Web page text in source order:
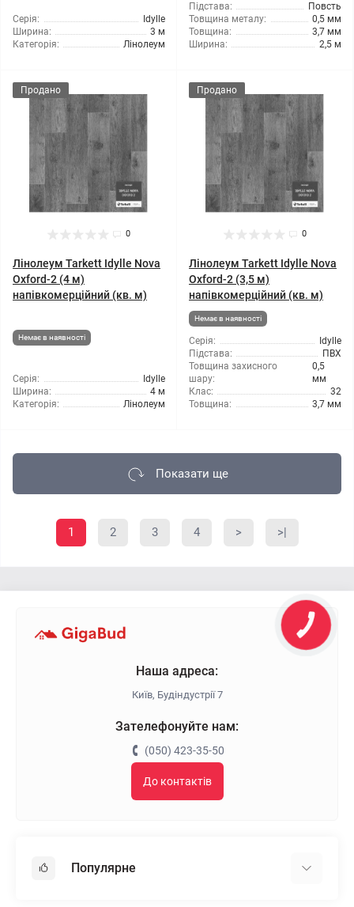
Серія:
Idylle
Ширина:
3 м
Категорія:
Лінолеум
Підстава:
Повсть
Товщина металу:
0,5 мм
Товщина:
3,7 мм
Ширина:
2,5 м
Продано
0
Лінолеум Tarkett Idylle Nova
Oxford-2 (4 м)
напівкомерційний (кв. м)
Немає в наявності
Серія:
Idylle
Ширина:
4 м
Категорія:
Лінолеум
Продано
0
Лінолеум Tarkett Idylle Nova
Oxford-2 (3,5 м)
напівкомерційний (кв. м)
Немає в наявності
Серія:
Idylle
Підстава:
ПВХ
Товщина захисного
шару:
0,5
мм
Клас:
32
Товщина:
3,7 мм
Показати ще
1 2 3 4 > >|
Наша адреса:
Київ, Будіндустрії 7
Зателефонуйте нам:
(050) 423-35-50
До контактів
Популярне